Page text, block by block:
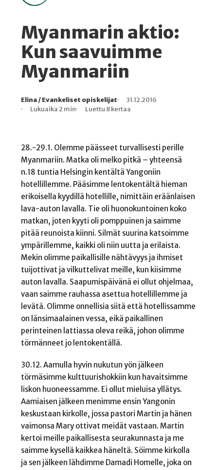
Myanmarin aktio:
Kun saavuimme
Myanmariin
Kirjoittaja
Elina / Evankeliset opiskelijat
Julkaistu
31.12.2016
Lukuaika
Lukuaika 2 min
Lukukertoja Luettu 8 kertaa
28.-29.1. Olemme päässeet turvallisesti perille
Myanmariin. Matka oli melko pitkä – yhteensä
n.18 tuntia Helsingin kentältä Yangoniin
hotellillemme. Pääsimme lentokentältä hieman
erikoisella kyydillä hotellille, nimittäin eräänlaisen
lava-auton lavalla. Tie oli huonokuntoinen koko
matkan, joten kyyti oli pomppuinen ja saimme
pitää reunoista kiinni. Silmät suurina katsoimme
ympärillemme, kaikki oli niin uutta ja erilaista.
Mekin olimme paikallisille nähtävyys ja ihmiset
tuijottivat ja vilkuttelivat meille, kun kiisimme
auton lavalla. Saapumispäivänä ei ollut ohjelmaa,
vaan saimme rauhassa asettua hotellillemme ja
levätä. Olimme onnellisia siitä että hotellissamme
on länsimaalainen vessa, eikä paikallinen
perinteinen lattiassa oleva reikä, johon olimme
törmänneet jo lentokentällä.
30.12. Aamulla hyvin nukutun yön jälkeen
törmäsimme kulttuurishokkiin kun havaitsimme
liskon huoneessamme. Ei ollut mieluisa yllätys.
Aamiaisen jälkeen menimme ensin Yangonin
keskustaan kirkolle, jossa pastori Martin ja hänen
vaimonsa Mary ottivat meidät vastaan. Martin
kertoi meille paikallisesta seurakunnasta ja me
saimme kysellä kaikkea häneltä. Söimme kirkolla
ja sen jälkeen lähdimme Damadi Homelle, joka on